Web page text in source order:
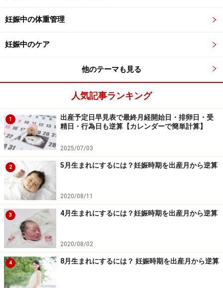
妊娠中の体重管理
妊娠中のケア
他のテーマも見る
人気記事ランキング
1
出産予定日早見表で最終月経開始日・排卵日・受
精日・行為日も逆算【カレンダーで簡単計算】
2025/07/03
2 5月生まれにするには？妊娠時期を出産月から逆算
2020/08/11
3 4月生まれにするには？妊娠時期を出産月から逆算
2020/08/02
4 8月生まれにするには？ 妊娠時期を出産月から逆算